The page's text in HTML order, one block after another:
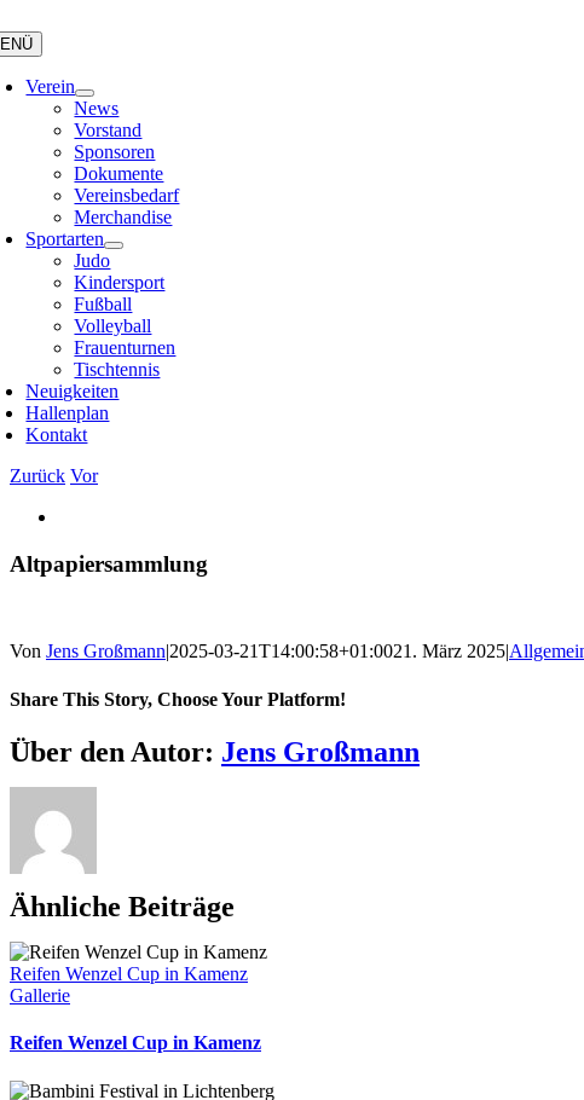
Inhalt
springen
Verein
News
Vorstand
Sponsoren
Dokumente
Vereinsbedarf
Merchandise
Sportarten
Judo
Kindersport
Fußball
Volleyball
Frauenturnen
Tischtennis
Neuigkeiten
Hallenplan
Kontakt
Zurück Vor
Bild
Altpapiersammlung
Von Jens Großmann|2025-03-21T14:00:58+01:0021. März 2025|
Share This Story, Choose Your Platform!
Facebook
X
Reddit
LinkedIn
WhatsApp
Telegram
Tumblr
Pinterest
Vk
Xing
E-
Mail
Über den Autor: Jens Großmann
Ähnliche Beiträge
Reifen Wenzel Cup in Kamenz
Gallerie
Reifen Wenzel Cup in Kamenz